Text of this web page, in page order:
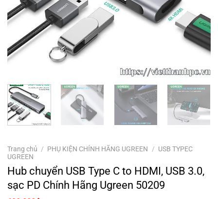
Trang chủ / PHỤ KIỆN CHÍNH HÃNG UGREEN / USB TYPEC
UGREEN
Hub chuyển USB Type C to HDMI, USB 3.0,
sạc PD Chính Hãng Ugreen 50209